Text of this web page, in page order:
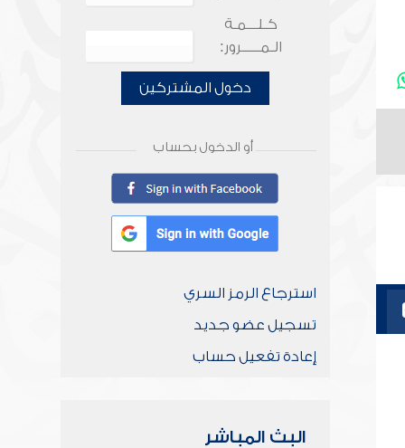
كـلـــمـة
الـمـــــرور:
دخول المشتركين
أو الدخول بحساب
استرجاع الرمز السري
تسجيل عضو جديد
إعادة تفعيل حساب
البث المباشر